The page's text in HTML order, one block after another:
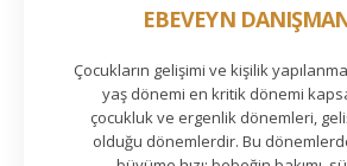
EBEVEYN
Çocukların gelişimi ve kişilik
yaş dönemi en kritik dönemi
çocukluk ve ergenlik dönemleri,
olduğu dönemlerdir. Bu